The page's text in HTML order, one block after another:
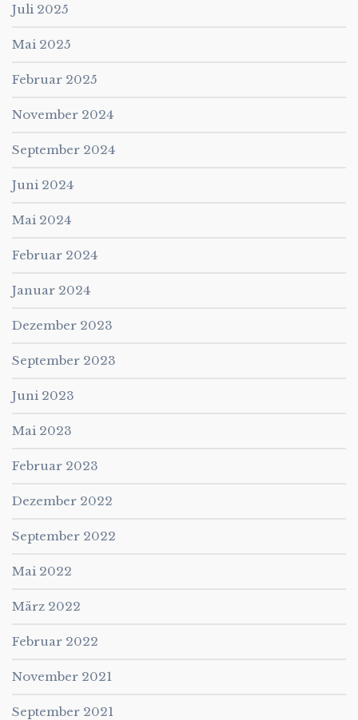
Juli 2025
Mai 2025
Februar 2025
November 2024
September 2024
Juni 2024
Mai 2024
Februar 2024
Januar 2024
Dezember 2023
September 2023
Juni 2023
Mai 2023
Februar 2023
Dezember 2022
September 2022
Mai 2022
März 2022
Februar 2022
November 2021
September 2021